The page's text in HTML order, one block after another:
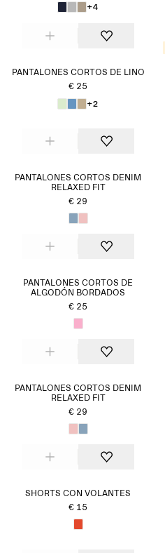
+4
PANTALONES CORTOS DE LINO
€ 25
+2
PANTALONES CORTOS DENIM
RELAXED FIT
€ 29
PANTALONES CORTOS DE
ALGODÓN BORDADOS
€ 25
PANTALONES CORTOS DENIM
RELAXED FIT
€ 29
SHORTS CON VOLANTES
€ 15